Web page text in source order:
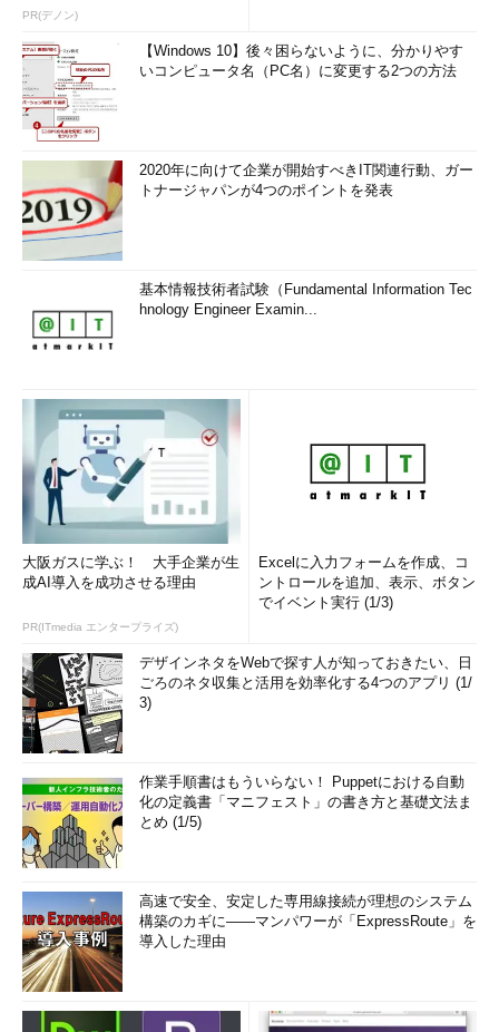
PR(デノン)
【Windows 10】後々困らないように、分かりやす
いコンピュータ名（PC名）に変更する2つの方法
2020年に向けて企業が開始すべきIT関連行動、ガー
トナージャパンが4つのポイントを発表
基本情報技術者試験（Fundamental Information Tec
hnology Engineer Examin...
大阪ガスに学ぶ！ 大手企業が生
成AI導入を成功させる理由
PR(ITmedia エンタープライズ)
Excelに入力フォームを作成、コ
ントロールを追加、表示、ボタン
でイベント実行 (1/3)
デザインネタをWebで探す人が知っておきたい、日
ごろのネタ収集と活用を効率化する4つのアプリ (1/
3)
作業手順書はもういらない！ Puppetにおける自動
化の定義書「マニフェスト」の書き方と基礎文法ま
とめ (1/5)
高速で安全、安定した専用線接続が理想のシステム
構築のカギに――マンパワーが「ExpressRoute」を
導入した理由